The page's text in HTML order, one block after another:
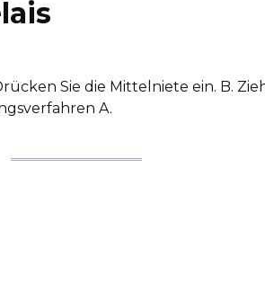
Sie die Mittelniete ein. B.
A.